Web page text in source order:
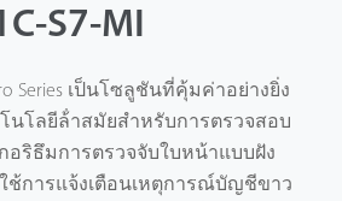
S7-MI
Series เป็นโซลูชันที่คุ้มค่าอย่างยิ่ง
นโลยีล้ําสมัยสําหรับการตรวจสอบ
ริธึมการตรวจจับใบหน้าแบบฝัง
ช้การแจ้งเตือนเหตุการณ์บัญชีขาว